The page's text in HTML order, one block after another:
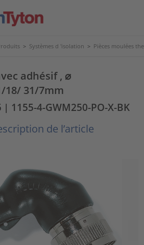
> Systèmes d 'isolation > Pièces moulées
adhésif , ⌀
31/7mm
| 1155-4-GWM250-PO-X-BK
de l’article